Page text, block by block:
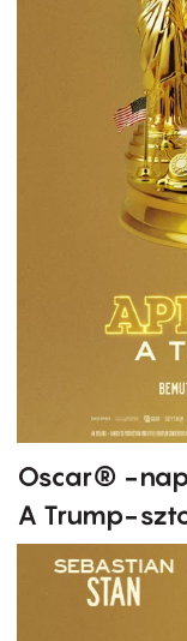
Oscar® -
A Trump-